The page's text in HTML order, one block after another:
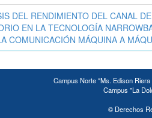
DEL RENDIMIENTO DEL CANAL
EN LA TECNOLOGÍA
COMUNICACIÓN MÁQUINA A
Campus Norte "Ms. Edison
Campus "La
© Derechos